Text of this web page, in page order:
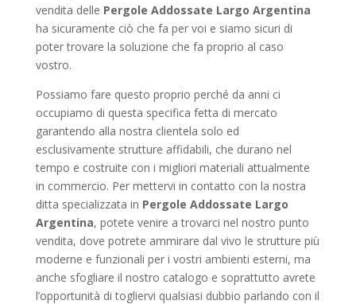
vendita delle Pergole Addossate Largo Argentina
ha sicuramente ciò che fa per voi e siamo sicuri di
poter trovare la soluzione che fa proprio al caso
vostro.
Possiamo fare questo proprio perché da anni ci
occupiamo di questa specifica fetta di mercato
garantendo alla nostra clientela solo ed
esclusivamente strutture affidabili, che durano nel
tempo e costruite con i migliori materiali attualmente
in commercio. Per mettervi in contatto con la nostra
ditta specializzata in Pergole Addossate Largo
Argentina, potete venire a trovarci nel nostro punto
vendita, dove potrete ammirare dal vivo le strutture più
moderne e funzionali per i vostri ambienti esterni, ma
anche sfogliare il nostro catalogo e soprattutto avrete
l’opportunità di togliervi qualsiasi dubbio parlando con il